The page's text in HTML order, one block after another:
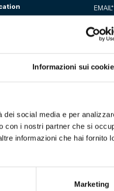
Informazioni sui cookie
dei social media e per
con i nostri partner che si
informazioni che hai fornito
Marketing
personale
- 427927
EMAIL*